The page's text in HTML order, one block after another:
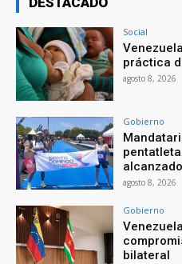
Social
práctica
agosto 8, 2026
Gobierno
agosto 8, 2026
Gobierno
bilateral